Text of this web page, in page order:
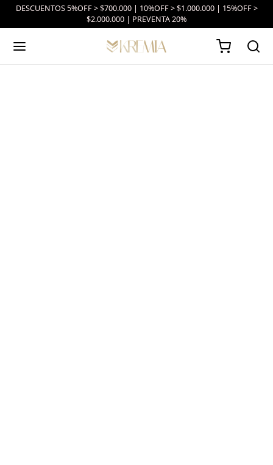
DESCUENTOS 5%OFF > $700.000 | 10%OFF > $1.000.000 | 15%OFF >
$2.000.000 | PREVENTA 20%